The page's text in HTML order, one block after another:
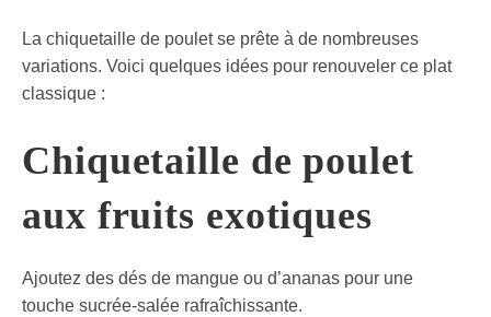
La chiquetaille de poulet se prête à de nombreuses
variations. Voici quelques idées pour renouveler ce plat
classique :
Chiquetaille de poulet
aux fruits exotiques
Ajoutez des dés de mangue ou d’ananas pour une
touche sucrée-salée rafraîchissante.